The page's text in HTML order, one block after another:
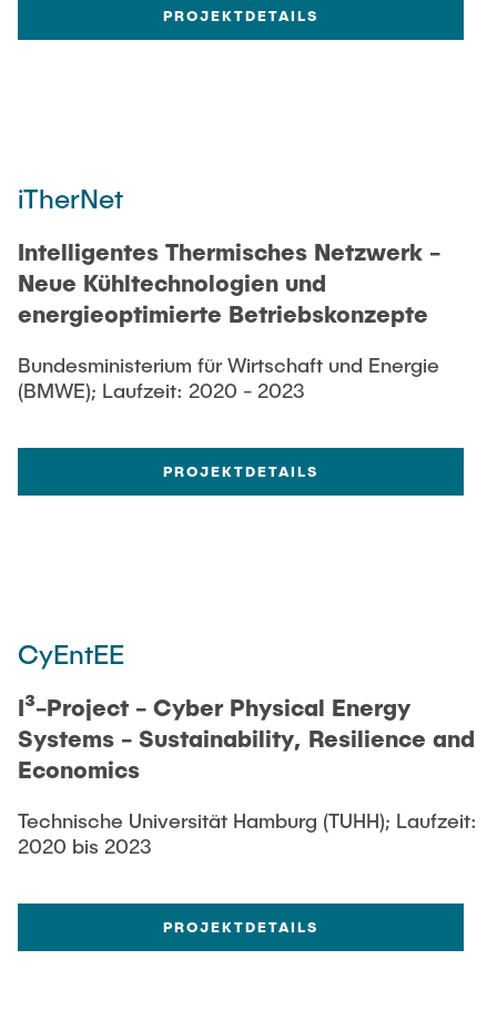
PROJEKTDETAILS
iTherNet
Intelligentes Thermisches Netzwerk -
Neue Kühltechnologien und
energieoptimierte Betriebskonzepte
Bundesministerium für Wirtschaft und Energie
(BMWE); Laufzeit: 2020 - 2023
PROJEKTDETAILS
CyEntEE
I³-Project - Cyber Physical Energy
Systems - Sustainability, Resilience and
Economics
Technische Universität Hamburg (TUHH); Laufzeit:
2020 bis 2023
PROJEKTDETAILS